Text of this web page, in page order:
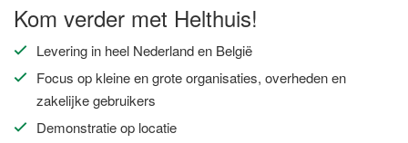
Kom verder met Helthuis!
Levering in heel Nederland en België
Focus op kleine en grote organisaties, overheden en
zakelijke gebruikers
Demonstratie op locatie